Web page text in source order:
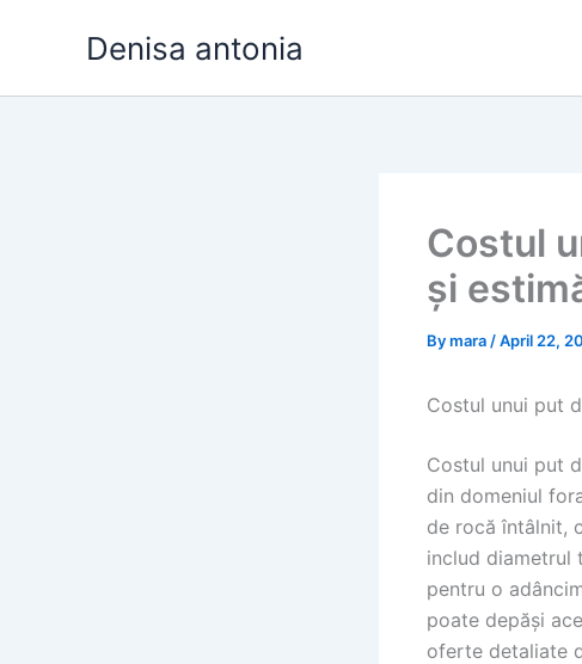
Denisa antonia
Costul
și
Bymara /April 22,
Costul unui put
Costul unui put
din domeniul
de rocă întâlnit,
includ diametrul
pentru o
poate depăși
oferte detaliate